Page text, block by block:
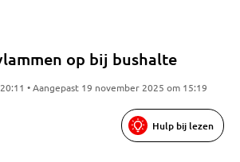
op bij bushalte
• Aangepast 19 november 2025 om 15:19
Hulp bij lezen